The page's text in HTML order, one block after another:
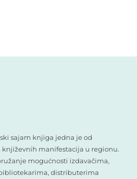
sajam knjiga jedna je od
manifestacija u regionu.
mogućnosti izdavačima,
distributerima